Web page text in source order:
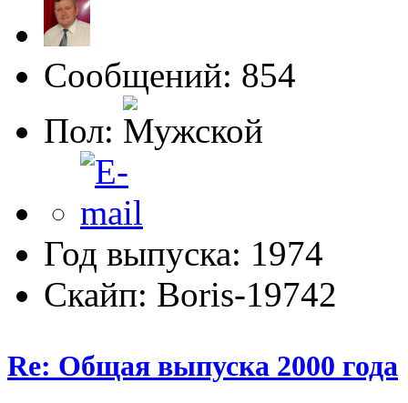
Сообщений: 854
Пол:
Год выпуска: 1974
Скайп: Boris-19742
Re: Общая выпуска 2000 года